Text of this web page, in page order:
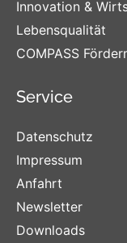
Innovation &
Lebensqualität
COMPASS
Service
Datenschutz
Impressum
Anfahrt
Newsletter
Downloads